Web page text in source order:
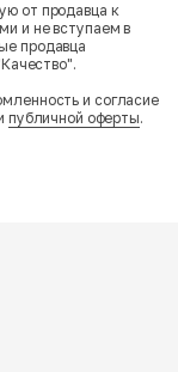
от продавца к
и не вступаем в
продавца
и согласие
публичной оферты.